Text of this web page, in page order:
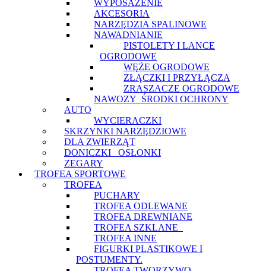
WYPOSAŻENIE
AKCESORIA
NARZĘDZIA SPALINOWE
NAWADNIANIE
PISTOLETY I LANCE
OGRODOWE
WĘŻE OGRODOWE
ZŁĄCZKI I PRZYŁĄCZA
ZRASZACZE OGRODOWE
NAWOZY_ŚRODKI OCHRONY
AUTO
WYCIERACZKI
SKRZYNKI NARZĘDZIOWE
DLA ZWIERZĄT
DONICZKI_ OSŁONKI
ZEGARY
TROFEA SPORTOWE
TROFEA
PUCHARY
TROFEA ODLEWANE
TROFEA DREWNIANE
TROFEA SZKLANE_
TROFEA INNE
FIGURKI PLASTIKOWE I
POSTUMENTY.